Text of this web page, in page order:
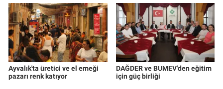
Ayvalık'ta üretici ve el emeği
pazarı renk katıyor
DAĞDER ve BUMEV'den eğitim
için güç birliği